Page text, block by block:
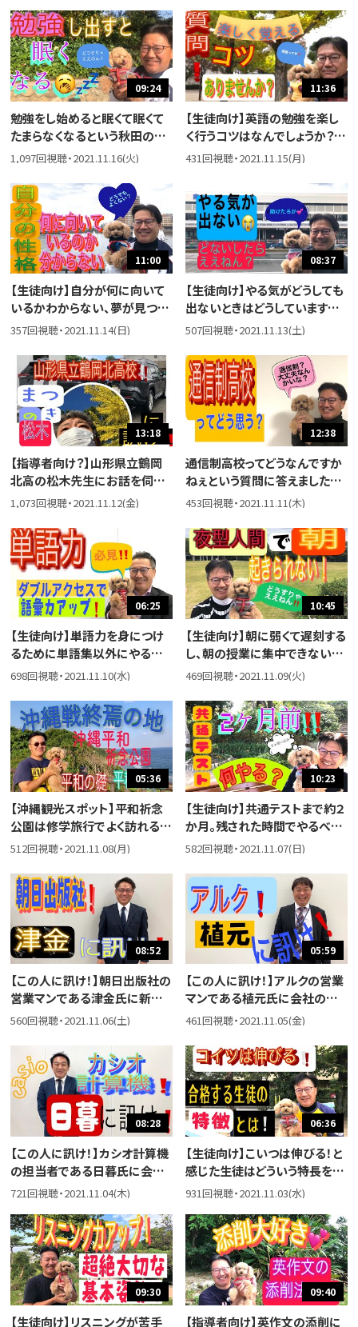
談に答えました。
09:24
勉強をし始めると眠くて眠くて
たまらなくなるという秋田の高
校生からの相談に答えました。
つのことに気をつけたいところ
です。
1,097回視聴・2021.11.16(火)
11:36
【生徒向け】英語の勉強を楽し
く行うコツはなんでしょうか？と
いう小学生からの質問に答えま
431回視聴・2021.11.15(月)
11:00
【生徒向け】自分が何に向いて
いるかわからない、夢が見つか
らないという高校生からの相談
357回視聴・2021.11.14(日)
08:37
【生徒向け】やる気がどうしても
出ないときはどうしています
か？やる気が出るときと出ない
からの相談に答えました。
507回視聴・2021.11.13(土)
13:18
【指導者向け？】山形県立鶴岡
北高の松木先生にお話を伺い
ました。彼とは2012年2月に仙
催したのですが、そこで出会って
以来の付き合いです。
1,073回視聴・2021.11.12(金)
12:38
通信制高校ってどうなんですか
ねぇという質問に答えました。
学びそのものは通信制でも自
通うメリットを見逃してはいけ
ないと、僕は思っています。
453回視聴・2021.11.11(木)
06:25
【生徒向け】単語力を身につけ
るために単語集以外にやること
はありますかという高校生から
698回視聴・2021.11.10(水)
10:45
【生徒向け】朝に弱くて遅刻する
し、朝の授業に集中できない
し、なにかいい方法があれば教
ールに答えました。
469回視聴・2021.11.09(火)
05:36
【沖縄観光スポット】平和祈念
公園は修学旅行でよく訪れる場
所ですが、ここではじっくりと時
512回視聴・2021.11.08(月)
10:23
【生徒向け】共通テストまで約２
か月。残された時間でやるべき
こと、やらざるべきこと、気をつ
に答えました。
582回視聴・2021.11.07(日)
08:52
【この人に訊け！】朝日出版社の
営業マンである津金氏に新し
いテストのこと、教材のことな
560回視聴・2021.11.06(土)
05:59
【この人に訊け！】アルクの営業
マンである植元氏に会社のこ
と、学校のこと、英語教材のこと
461回視聴・2021.11.05(金)
08:28
【この人に訊け！】カシオ計算機
の担当者である日暮氏に会社
のこと、電子辞書のこと、その他
た。
721回視聴・2021.11.04(木)
06:36
【生徒向け】こいつは伸びる！と
感じた生徒はどういう特長を持
っていたかを教えてくださいと
931回視聴・2021.11.03(水)
09:30
【生徒向け】リスニングが苦手
09:40
【指導者向け】英作文の添削に